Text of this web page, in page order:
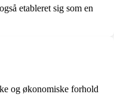
etableret sig som en
og økonomiske forhold